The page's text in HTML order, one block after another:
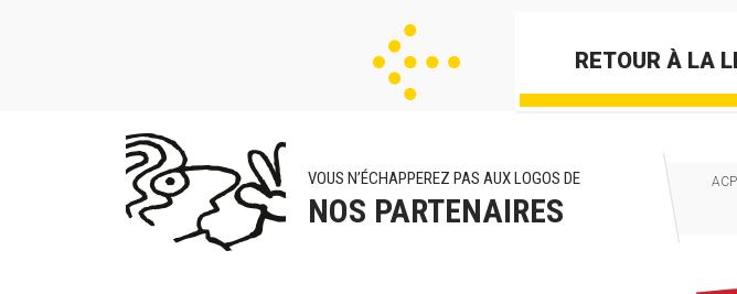
RETOUR À LA
VOUS N’ÉCHAPPEREZ PAS AUX LOGOS DE
NOS PARTENAIRES